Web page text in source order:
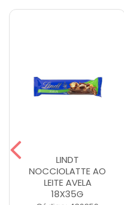
LINDT
NOCCIOLATTE AO
LEITE AVELA
18X35G